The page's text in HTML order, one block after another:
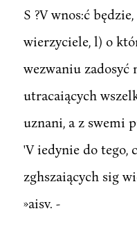
S ?V wnos:ć
wierzyciele, l) o
wezwaniu zadosyć
utracaiących
uznani, a z swemi
'V iedynie do tego,
zghszaiących sig
»aisv. -